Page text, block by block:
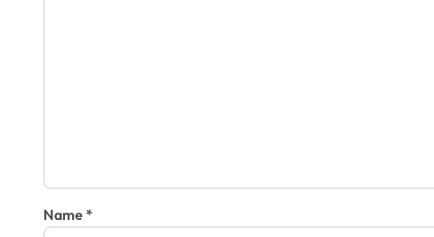
Name*